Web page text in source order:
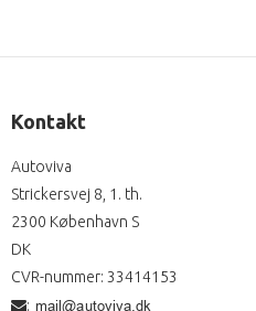
Kontakt
Autoviva
Strickersvej 8, 1. th.
2300 København S
DK
CVR-nummer: 33414153
: